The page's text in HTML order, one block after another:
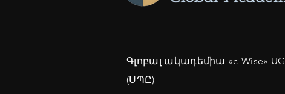
Գլոբալ ակադեմիա «c-Wise» UG
(ՍՊԸ)